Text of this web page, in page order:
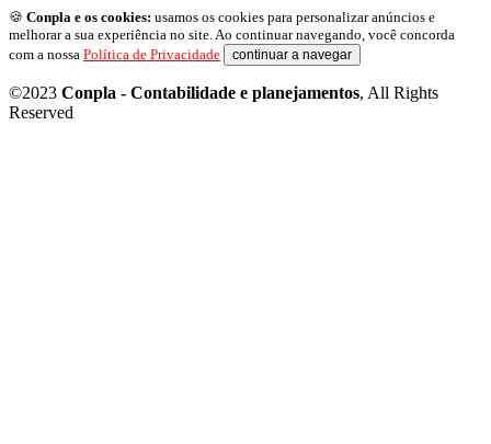
🍪 Conpla e os cookies: usamos os cookies para personalizar anúncios e
melhorar a sua experiência no site. Ao continuar navegando, você concorda
com a nossa Política de Privacidade continuar a navegar
©2023 Conpla - Contabilidade e planejamentos, All Rights
Reserved